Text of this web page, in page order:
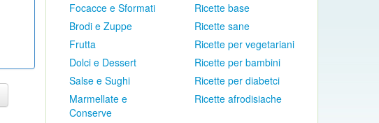
Focacce e Sformati
Brodi e Zuppe
Frutta
Dolci e Dessert
Salse e Sughi
Marmellate e
Conserve
Ricette base
Ricette sane
Ricette per vegetariani
Ricette per bambini
Ricette per diabetci
Ricette afrodisiache